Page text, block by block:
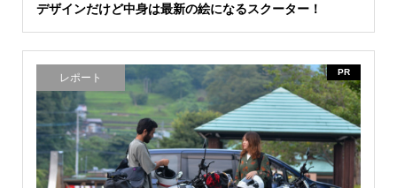
デザインだけど中身は最新の絵になるスクーター！
レポート PR